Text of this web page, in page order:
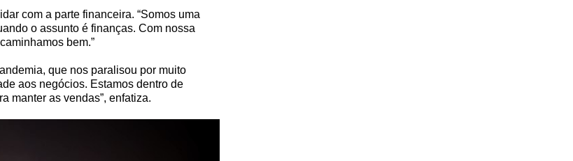
com a parte financeira. “Somos uma
o assunto é finanças. Com nossa
bem.”
que nos paralisou por muito
aos negócios. Estamos dentro de
manter as vendas”, enfatiza.